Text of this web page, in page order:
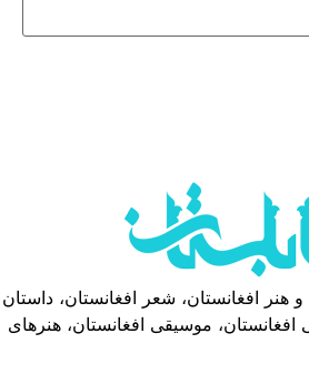
هنر افغانستان، شعر افغانستان، داستان
افغانستان، موسیقی افغانستان، هنرهای